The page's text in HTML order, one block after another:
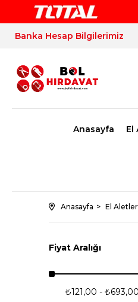
Banka Hesap Bilgilerimiz
Anasayfa El
Anasayfa El
Fiyat Aralığı
₺121,00 - ₺693,00